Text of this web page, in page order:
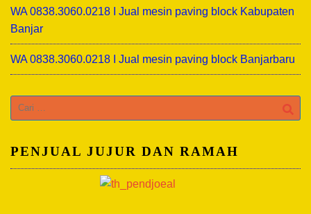
WA 0838.3060.0218 I Jual mesin paving block Kabupaten
Banjar
WA 0838.3060.0218 I Jual mesin paving block Banjarbaru
Cari
untuk:
PENJUAL JUJUR DAN RAMAH